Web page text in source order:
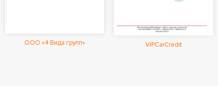
ООО «4 Вида групп» VIPCarCredit